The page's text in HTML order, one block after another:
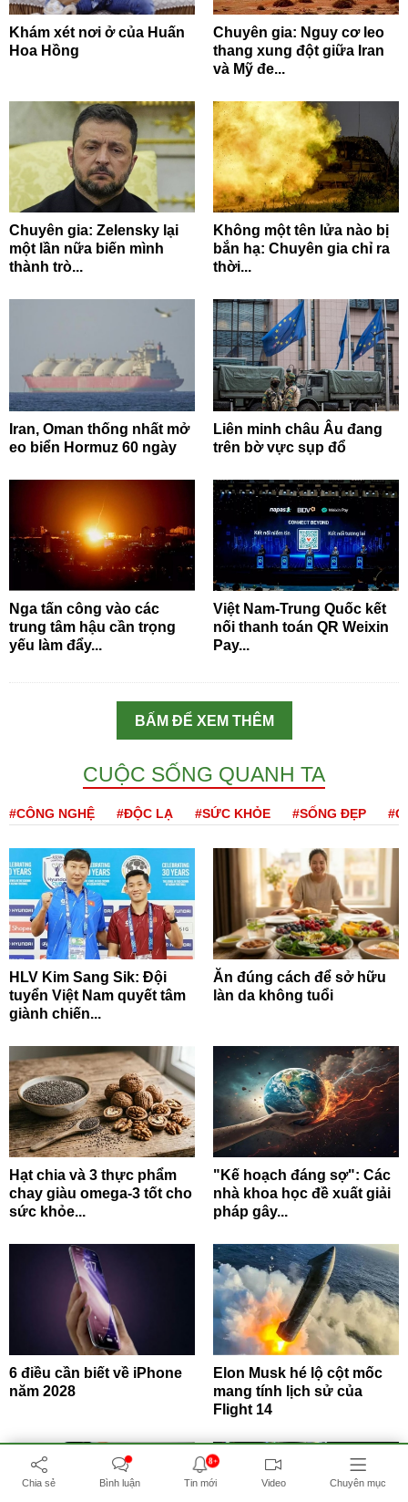
Khám xét nơi ở của Huấn
Hoa Hồng
Chuyên gia: Nguy cơ leo
thang xung đột giữa Iran
và Mỹ đe...
Chuyên gia: Zelensky lại
một lần nữa biến mình
thành trò...
Không một tên lửa nào bị
bắn hạ: Chuyên gia chỉ ra
thời...
Iran, Oman thống nhất mở
eo biển Hormuz 60 ngày
Liên minh châu Âu đang
trên bờ vực sụp đổ
Nga tấn công vào các
trung tâm hậu cần trọng
yếu làm đẩy...
Việt Nam-Trung Quốc kết
nối thanh toán QR Weixin
Pay...
BẤM ĐỂ XEM THÊM
CUỘC SỐNG QUANH TA
#CÔNG NGHỆ #ĐỘC LẠ #SỨC KHỎE #SỐNG ĐẸP
HLV Kim Sang Sik: Đội
tuyển Việt Nam quyết tâm
giành chiến...
Ăn đúng cách để sở hữu
làn da không tuổi
Hạt chia và 3 thực phẩm
chay giàu omega-3 tốt cho
sức khỏe...
"Kế hoạch đáng sợ": Các
nhà khoa học đề xuất giải
pháp gây...
6 điều cần biết về iPhone
năm 2028
Elon Musk hé lộ cột mốc
mang tính lịch sử của
Flight 14
Chia sẻ Bình luận
8+
Tin mới Video Chuyên mục